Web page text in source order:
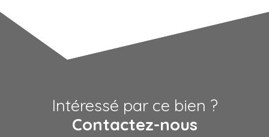
Intéressé par ce bien ?
Contactez-nous